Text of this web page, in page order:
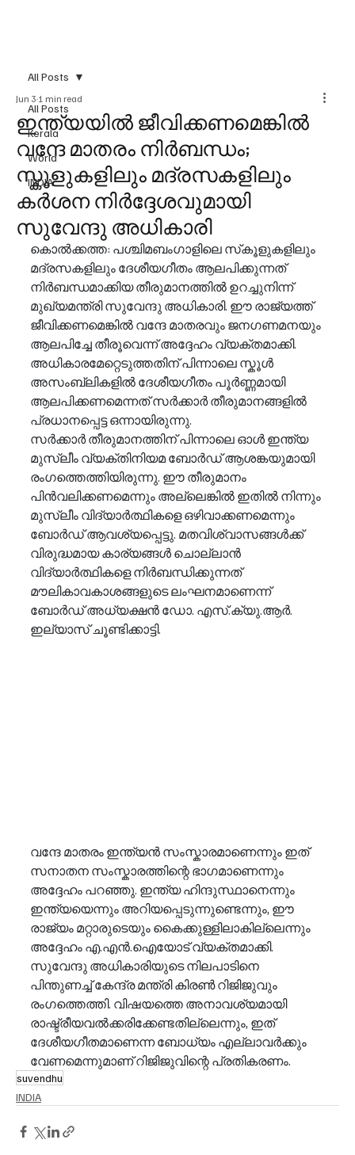
All Posts
Kerala
World
INDIA
All Posts
ഇന്ത്യയിൽ ജീവിക്കണമെങ്കിൽ
വന്ദേ മാതരം നിർബന്ധം;
സ്കൂളുകളിലും മദ്രസകളിലും
കർശന നിർദ്ദേശവുമായി
സുവേന്ദു അധികാരി
Jun 3 1 min read
കൊൽക്കത്ത: പശ്ചിമബംഗാളിലെ സ്‌കൂളുകളിലും
മദ്രസകളിലും ദേശീയഗീതം ആലപിക്കുന്നത്
നിർബന്ധമാക്കിയ തീരുമാനത്തിൽ ഉറച്ചുനിന്ന്
മുഖ്യമന്ത്രി സുവേന്ദു അധികാരി. ഈ രാജ്യത്ത്
ജീവിക്കണമെങ്കിൽ വന്ദേ മാതരവും ജനഗണമനയും
ആലപിച്ചേ തീരൂവെന്ന് അദ്ദേഹം വ്യക്തമാക്കി.
അധികാരമേറ്റെടുത്തതിന് പിന്നാലെ സ്കൂൾ
അസംബ്ലികളിൽ ദേശീയഗീതം പൂർണ്ണമായി
ആലപിക്കണമെന്നത് സർക്കാർ തീരുമാനങ്ങളിൽ
പ്രധാനപ്പെട്ട ഒന്നായിരുന്നു.
സർക്കാർ തീരുമാനത്തിന് പിന്നാലെ ഓൾ ഇന്ത്യ
മുസ്ലീം വ്യക്തിനിയമ ബോർഡ് ആശങ്കയുമായി
രംഗത്തെത്തിയിരുന്നു. ഈ തീരുമാനം
പിൻവലിക്കണമെന്നും അല്ലെങ്കിൽ ഇതിൽ നിന്നും
മുസ്ലീം വിദ്യാർത്ഥികളെ ഒഴിവാക്കണമെന്നും
ബോർഡ് ആവശ്യപ്പെട്ടു. മതവിശ്വാസങ്ങൾക്ക്
വിരുദ്ധമായ കാര്യങ്ങൾ ചൊല്ലാൻ
വിദ്യാർത്ഥികളെ നിർബന്ധിക്കുന്നത്
മൗലികാവകാശങ്ങളുടെ ലംഘനമാണെന്ന്
ബോർഡ് അധ്യക്ഷൻ ഡോ. എസ്‌.ക്യു.ആർ.
ഇല്യാസ് ചൂണ്ടിക്കാട്ടി.
വന്ദേ മാതരം ഇന്ത്യൻ സംസ്കാരമാണെന്നും ഇത്
സനാതന സംസ്കാരത്തിന്റെ ഭാഗമാണെന്നും
അദ്ദേഹം പറഞ്ഞു. ഇന്ത്യ ഹിന്ദുസ്ഥാനെന്നും
ഇന്ത്യയെന്നും അറിയപ്പെടുന്നുണ്ടെന്നും, ഈ
രാജ്യം മറ്റാരുടെയും കൈക്കുള്ളിലാകില്ലെന്നും
അദ്ദേഹം എ.എൻ.ഐയോട് വ്യക്തമാക്കി.
സുവേന്ദു അധികാരിയുടെ നിലപാടിനെ
പിന്തുണച്ച് കേന്ദ്ര മന്ത്രി കിരൺ റിജിജുവും
രംഗത്തെത്തി. വിഷയത്തെ അനാവശ്യമായി
രാഷ്ട്രീയവൽക്കരിക്കേണ്ടതില്ലെന്നും, ഇത്
ദേശീയഗീതമാണെന്ന ബോധ്യം എല്ലാവർക്കും
വേണമെന്നുമാണ് റിജിജുവിന്റെ പ്രതികരണം.
suvendhu
INDIA